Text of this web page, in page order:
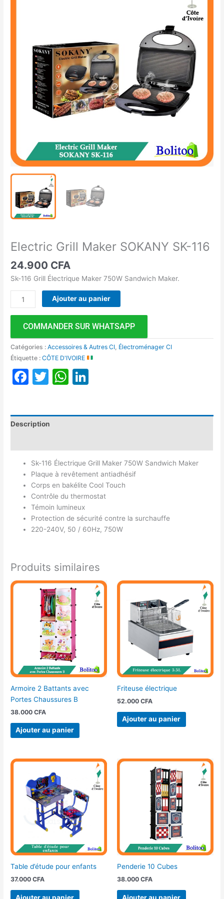
Electric Grill Maker SOKANY SK-116
24.900 CFA
Sk-116 Grill Électrique Maker 750W Sandwich Maker.
Ajouter au panier
COMMANDER SUR WHATSAPP
Catégories :Accessoires & Autres CI, Électroménager CI
Étiquette :CÔTE D'IVOIRE
Facebook
TwitterWhatsApp
Description
Sk-116 Électrique Grill Maker 750W Sandwich Maker
Plaque à revêtement antiadhésif
Corps en bakélite Cool Touch
Contrôle du thermostat
Témoin lumineux
Protection de sécurité contre la surchauffe
220-240V, 50 / 60Hz, 750W
Produits similaires
Armoire 2 Battants avec
Portes Chaussures B
38.000CFA
Ajouter au panier
Friteuse électrique
52.000 CFA
Ajouter au panier
Table d’étude pour enfants
37.000CFA
Ajouter au panier
Penderie 10 Cubes
38.000 CFA
Ajouter au panier